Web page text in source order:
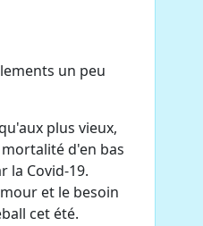
un peu
plus vieux,
d'en bas
la Covid-19.
et le besoin
cet été.